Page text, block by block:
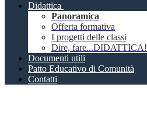
Didattica
Panoramica
Offerta formativa
I progetti delle classi
Dire, fare...DIDATTICA!
Documenti utili
Patto Educativo di Comunità
Contatti